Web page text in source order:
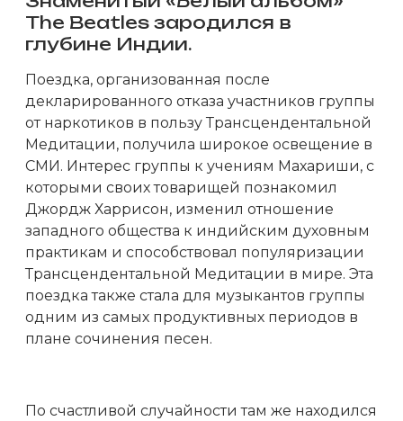
The Beatles зародился в
глубине Индии.
Поездка, организованная после
декларированного отказа участников группы
от наркотиков в пользу Трансцендентальной
Медитации, получила широкое освещение в
СМИ. Интерес группы к учениям Махариши, с
которыми своих товарищей познакомил
Джордж Харрисон, изменил отношение
западного общества к индийским духовным
практикам и способствовал популяризации
Трансцендентальной Медитации в мире. Эта
поездка также стала для музыкантов группы
одним из самых продуктивных периодов в
плане сочинения песен.
По счастливой случайности там же находился